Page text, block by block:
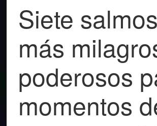
Siete salmos
más
poderosos
momentos